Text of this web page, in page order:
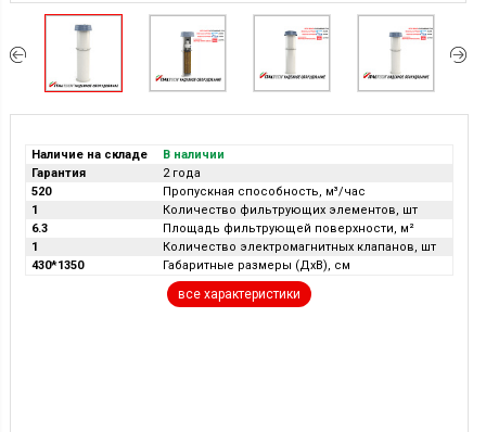
Наличие на складе
В наличии
Гарантия
2 года
520
Пропускная способность, м³/час
1
Количество фильтрующих элементов, шт
6.3
Площадь фильтрующей поверхности, м²
1
Количество электромагнитных клапанов, шт
430*1350
Габаритные размеры (ДхВ), см
все характеристики